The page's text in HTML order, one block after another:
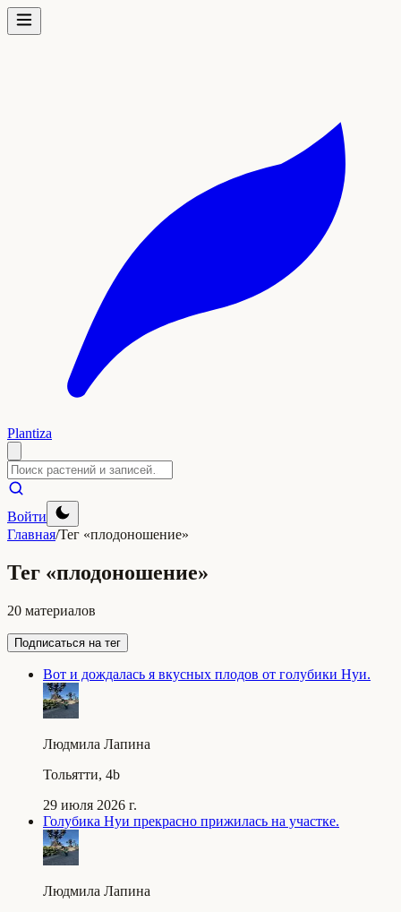
Plantiza
Войти
Главная/Тег «плодоношение»
Тег «плодоношение»
20 материалов
Подписаться на тег
Вот и дождалась я вкусных плодов от голубики Нуи.
Людмила Лапина
Тольятти, 4b
29 июля 2026 г.
Голубика Нуи прекрасно прижилась на участке.
Людмила Лапина